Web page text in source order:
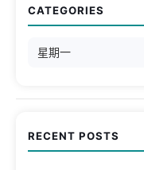
CATEGORIES
星期一
RECENT POSTS